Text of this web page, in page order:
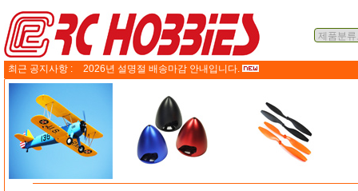
최근 공지사항 : 2026년 설명절 배송마감 안내입니다.